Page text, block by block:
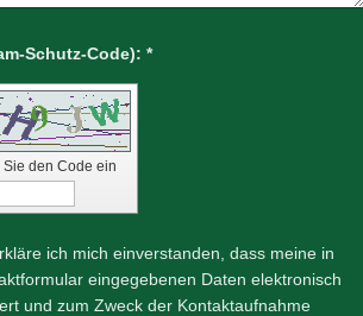
Captcha (Spam-Schutz-Code): *
Sie den Code ein
ich mich einverstanden, dass meine in
eingegebenen Daten elektronisch
und zum Zweck der Kontaktaufnahme